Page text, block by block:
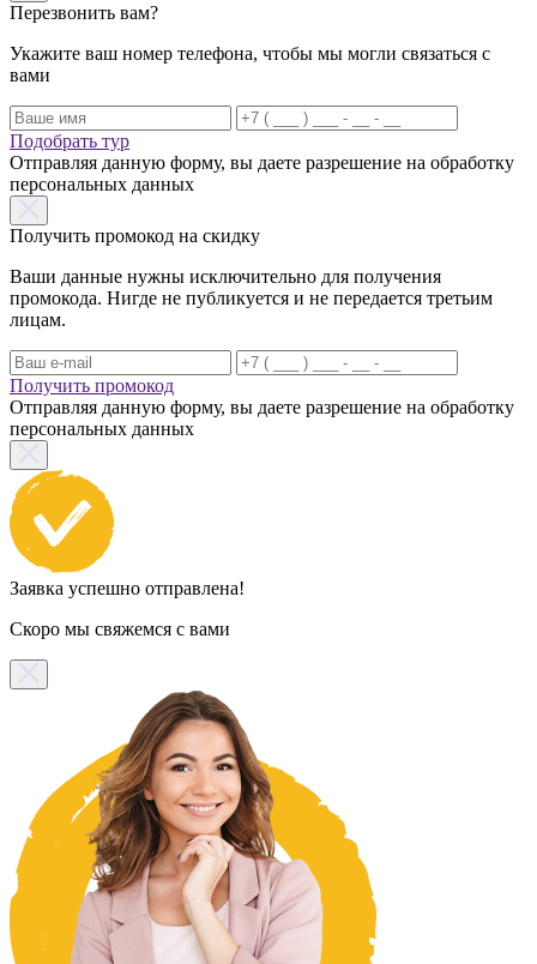
Перезвонить вам?
Укажите ваш номер телефона, чтобы мы могли связаться с
вами
Подобрать тур
Отправляя данную форму, вы даете разрешение на обработку
персональных данных
Получить промокод на скидку
Ваши данные нужны исключительно для получения
промокода. Нигде не публикуется и не передается третьим
лицам.
Получить промокод
Отправляя данную форму, вы даете разрешение на обработку
персональных данных
Заявка успешно отправлена!
Скоро мы свяжемся с вами